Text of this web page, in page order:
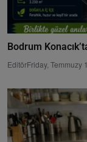
Bodrum
EditörFriday, Temmuzy